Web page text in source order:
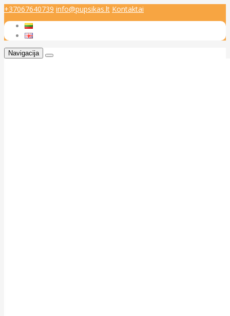
+37067640739 info@pupsikas.lt Kontaktai
Navigacija